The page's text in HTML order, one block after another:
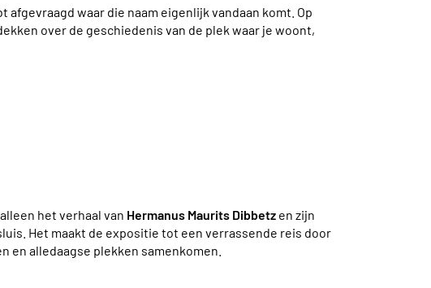
waar die naam eigenlijk vandaan komt. Op
over de geschiedenis van de plek waar je woont,
het verhaal van Hermanus Maurits Dibbetzen zijn
Het maakt de expositie tot een verrassende reis door
alledaagse plekken samenkomen.